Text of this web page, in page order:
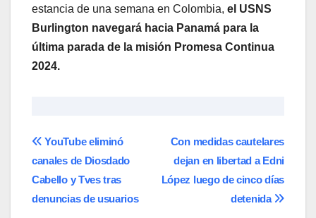
estancia de una semana en Colombia, el USNS
Burlington navegará hacia Panamá para la
última parada de la misión Promesa Continua
2024.
Navegación
de
entradas
Con medidas cautelares
dejan en libertad a Edni
López luego de cinco días
detenida
YouTube eliminó
canales de Diosdado
Cabello y Tves tras
denuncias de usuarios